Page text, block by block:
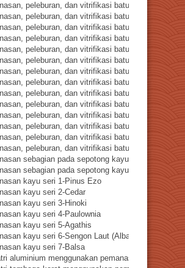
peleburan, dan vitrifikasi batuan seri 40-
peleburan, dan vitrifikasi batuan seri 41-
peleburan, dan vitrifikasi batuan seri 42-
peleburan, dan vitrifikasi batuan seri 43-
peleburan, dan vitrifikasi batuan seri 44-
peleburan, dan vitrifikasi batuan seri 45-
peleburan, dan vitrifikasi batuan seri 46-
peleburan, dan vitrifikasi batuan seri 47-Pirus
peleburan, dan vitrifikasi batuan seri 48-
peleburan, dan vitrifikasi batuan seri 49-
peleburan, dan vitrifikasi batuan seri 50-
peleburan, dan vitrifikasi batuan seri 51-
peleburan, dan vitrifikasi batuan seri 52-
peleburan, dan vitrifikasi batuan seri 53-
sebagian pada sepotong kayu – Bentuk
sebagian pada sepotong kayu – Berbentuk
kayu seri 1-Pinus Ezo
kayu seri 2-Cedar
kayu seri 3-Hinoki
kayu seri 4-Paulownia
kayu seri 5-Agathis
kayu seri 6-Sengon Laut (Albasia falcata)
kayu seri 7-Balsa
aluminium menggunakan pemanas titik halogen